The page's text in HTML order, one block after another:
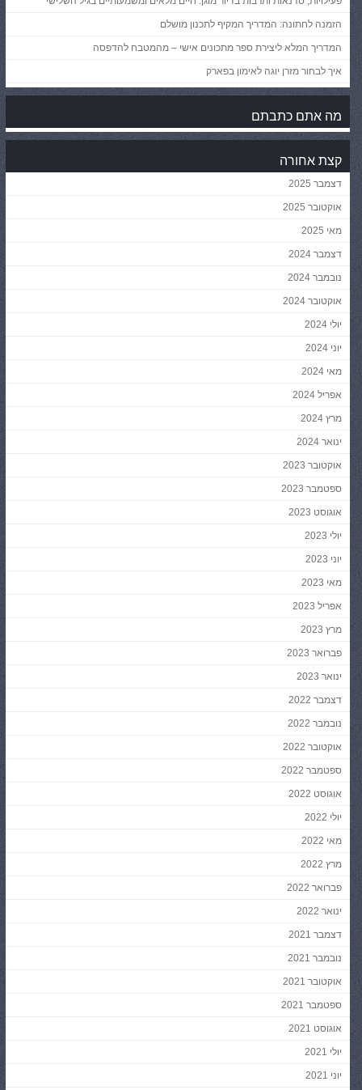
הזמנה לחתונה: המדריך המקיף לתכנון מושלם
המדריך המלא ליצירת ספר מתכונים אישי – מהמטבח להדפסה
איך לבחור מזרן יוגה לאימון בפארק
מה אתם כתבתם
קצת אחורה
דצמבר 2025
אוקטובר 2025
מאי 2025
דצמבר 2024
נובמבר 2024
אוקטובר 2024
יולי 2024
יוני 2024
מאי 2024
אפריל 2024
מרץ 2024
ינואר 2024
אוקטובר 2023
ספטמבר 2023
אוגוסט 2023
יולי 2023
יוני 2023
מאי 2023
אפריל 2023
מרץ 2023
פברואר 2023
ינואר 2023
דצמבר 2022
נובמבר 2022
אוקטובר 2022
ספטמבר 2022
אוגוסט 2022
יולי 2022
מאי 2022
מרץ 2022
פברואר 2022
ינואר 2022
דצמבר 2021
נובמבר 2021
אוקטובר 2021
ספטמבר 2021
אוגוסט 2021
יולי 2021
יוני 2021